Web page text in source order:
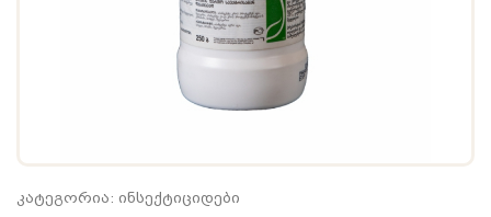
კატეგორია: ინსექტიციდები